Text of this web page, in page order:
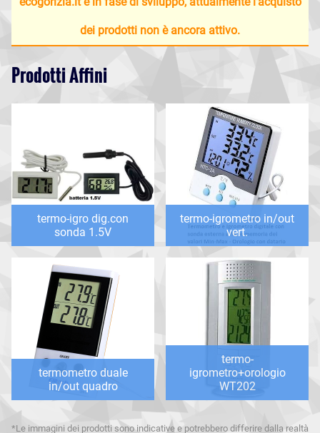
dei prodotti non è ancora attivo.
Prodotti Affini
termo-igro dig.con
sonda 1.5V
termo-igrometro in/out
vert.
termometro duale
in/out quadro
termo-
igrometro+orologio
WT202
*Le immagini dei prodotti sono indicative e potrebbero differire dalla realtà